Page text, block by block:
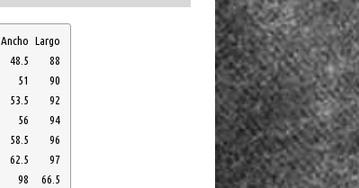
Ancho Largo
48.5
88
51
90
53.5
92
56
94
58.5
96
62.5
97
98
66.5